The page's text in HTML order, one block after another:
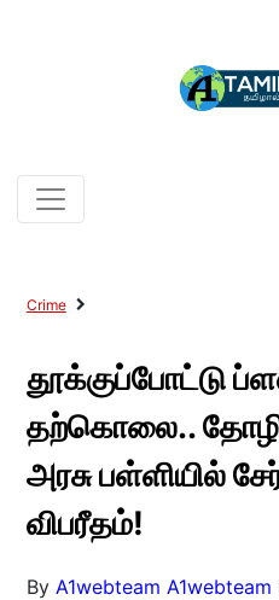
Crime
தூக்குப்போட்டு
தற்கொலை..
அரசு பள்ளியில்
விபரீதம்!
By A1webteam A1webteam